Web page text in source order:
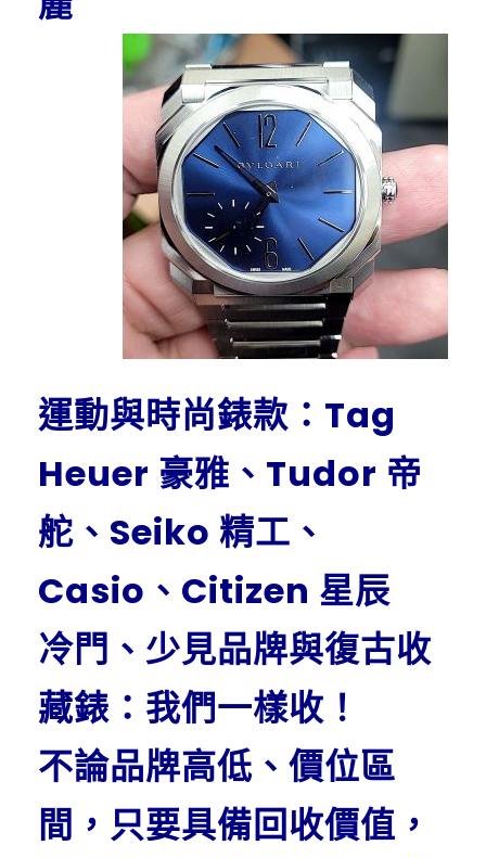
運動與時尚錶款：Tag
Heuer 豪雅、Tudor 帝
舵、Seiko 精工、
Casio、Citizen 星辰
冷門、少見品牌與復古收
藏錶：我們一樣收！
不論品牌高低、價位區
間，只要具備回收價值，